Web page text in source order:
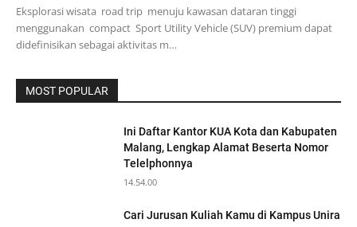
Eksplorasi wisata road trip menuju kawasan dataran tinggi
menggunakan compact Sport Utility Vehicle (SUV) premium dapat
didefinisikan sebagai aktivitas m…
MOST POPULAR
Ini Daftar Kantor KUA Kota dan Kabupaten
Malang, Lengkap Alamat Beserta Nomor
Telelphonnya
14.54.00
Cari Jurusan Kuliah Kamu di Kampus Unira